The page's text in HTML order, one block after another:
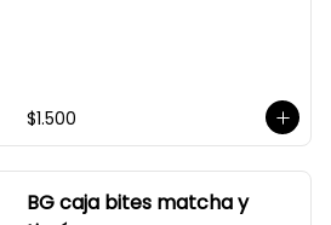
$1.500
BG caja bites matcha y